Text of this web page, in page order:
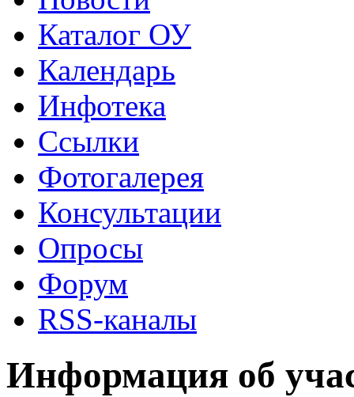
Каталог ОУ
Календарь
Инфотека
Ссылки
Фотогалерея
Консультации
Опросы
Форум
RSS-каналы
Информация об